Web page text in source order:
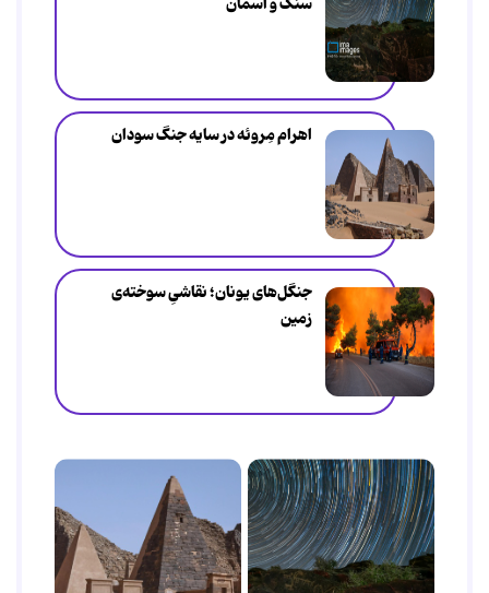
اهرام مِروئه در سایه جنگ سودان
جنگل‌های یونان؛ نقاشیِ سوخته‌ی
زمین